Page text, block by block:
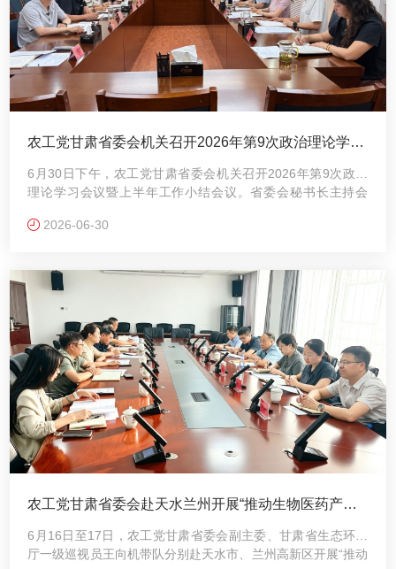
农工党甘肃省委会机关召开2026年第9次政治理论学习
会议暨上半年工作小结会议
6月30日下午，农工党甘肃省委会机关召开2026年第9次政治
理论学习会议暨上半年工作小结会议。省委会秘书长主持会
2026-06-30
农工党甘肃省委会赴天水兰州开展“推动生物医药产业
创新发展，培育发展新动能”专题调研
6月16日至17日，农工党甘肃省委会副主委、甘肃省生态环境
厅一级巡视员王向机带队分别赴天水市、兰州高新区开展“推动